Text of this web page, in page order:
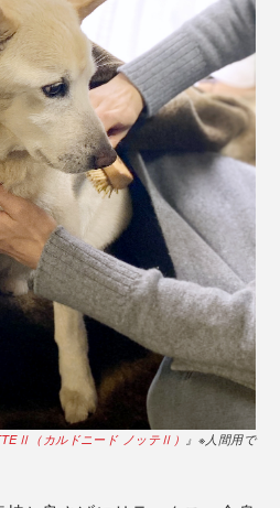
（カルドニード ノッテⅡ） 』※人間用で